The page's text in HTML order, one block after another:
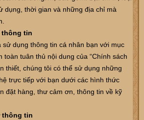
dụng, thời gian và những địa chỉ mà
thông tin
sử dụng thông tin cá nhân bạn với mục
toàn tuân thủ nội dung của “Chính sách
thiết, chúng tôi có thể sử dụng những
trực tiếp với bạn dưới các hình thức
đặt hàng, thư cảm ơn, thông tin về kỹ
thông tin